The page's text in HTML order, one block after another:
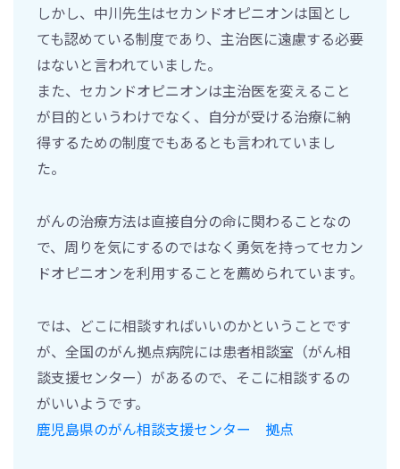
しかし、中川先生はセカンドオピニオンは国とし
ても認めている制度であり、主治医に遠慮する必要
はないと言われていました。
また、セカンドオピニオンは主治医を変えること
が目的というわけでなく、自分が受ける治療に納
得するための制度でもあるとも言われていまし
た。
がんの治療方法は直接自分の命に関わることなの
で、周りを気にするのではなく勇気を持ってセカン
ドオピニオンを利用することを薦められています。
では、どこに相談すればいいのかということです
が、全国のがん拠点病院には患者相談室（がん相
談支援センター）があるので、そこに相談するの
がいいようです。
鹿児島県のがん相談支援センター 拠点